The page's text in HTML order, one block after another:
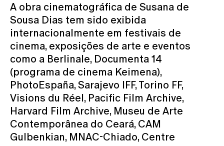
A obra cinematográfica de Susana de
Sousa Dias tem sido exibida
internacionalmente em festivais de
cinema, exposições de arte e eventos
como a Berlinale, Documenta 14
(programa de cinema Keimena),
PhotoEspaña, Sarajevo IFF, Torino FF,
Visions du Réel, Pacific Film Archive,
Harvard Film Archive, Museu de Arte
Contemporânea do Ceará, CAM
Gulbenkian, MNAC-Chiado, Centre